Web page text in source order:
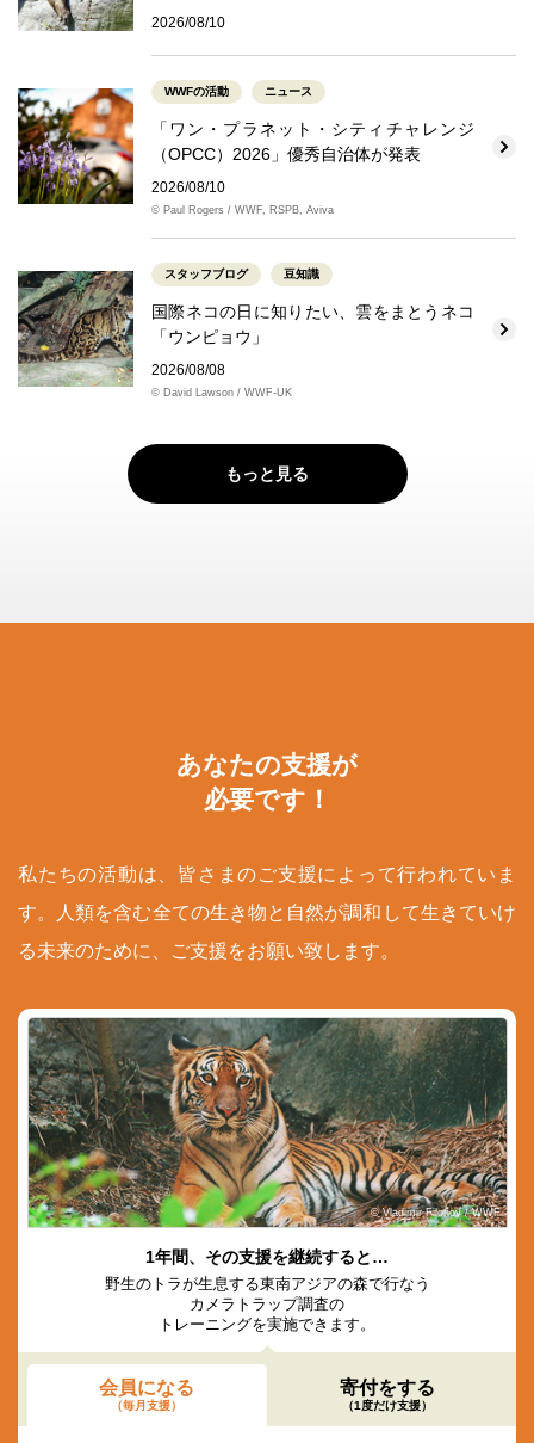
2026/08/10
WWFの活動 ニュース
「ワン・プラネット・シティチャレンジ
（OPCC）2026」優秀自治体が発表
2026/08/10
© Paul Rogers / WWF, RSPB, Aviva
スタッフブログ 豆知識
国際ネコの日に知りたい、雲をまとうネコ
「ウンピョウ」
2026/08/08
© David Lawson / WWF-UK
もっと見る
あなたの支援が
必要です！
私たちの活動は、皆さまのご支援によって行われていま
す。人類を含む全ての生き物と自然が調和して生きていけ
る未来のために、ご支援をお願い致します。
© Vladimir Filonov / WWF
1年間、その支援を継続すると…
野生のトラが生息する東南アジアの森で行なう
カメラトラップ調査の
トレーニングを実施できます。
会員になる
（毎月支援）
寄付をする
（1度だけ支援）